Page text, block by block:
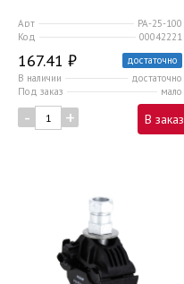
Арт
PA-25-100
Код
00042221
167.41 ₽
достаточно
В наличии
достаточно
Под заказ
мало
- + В заказ